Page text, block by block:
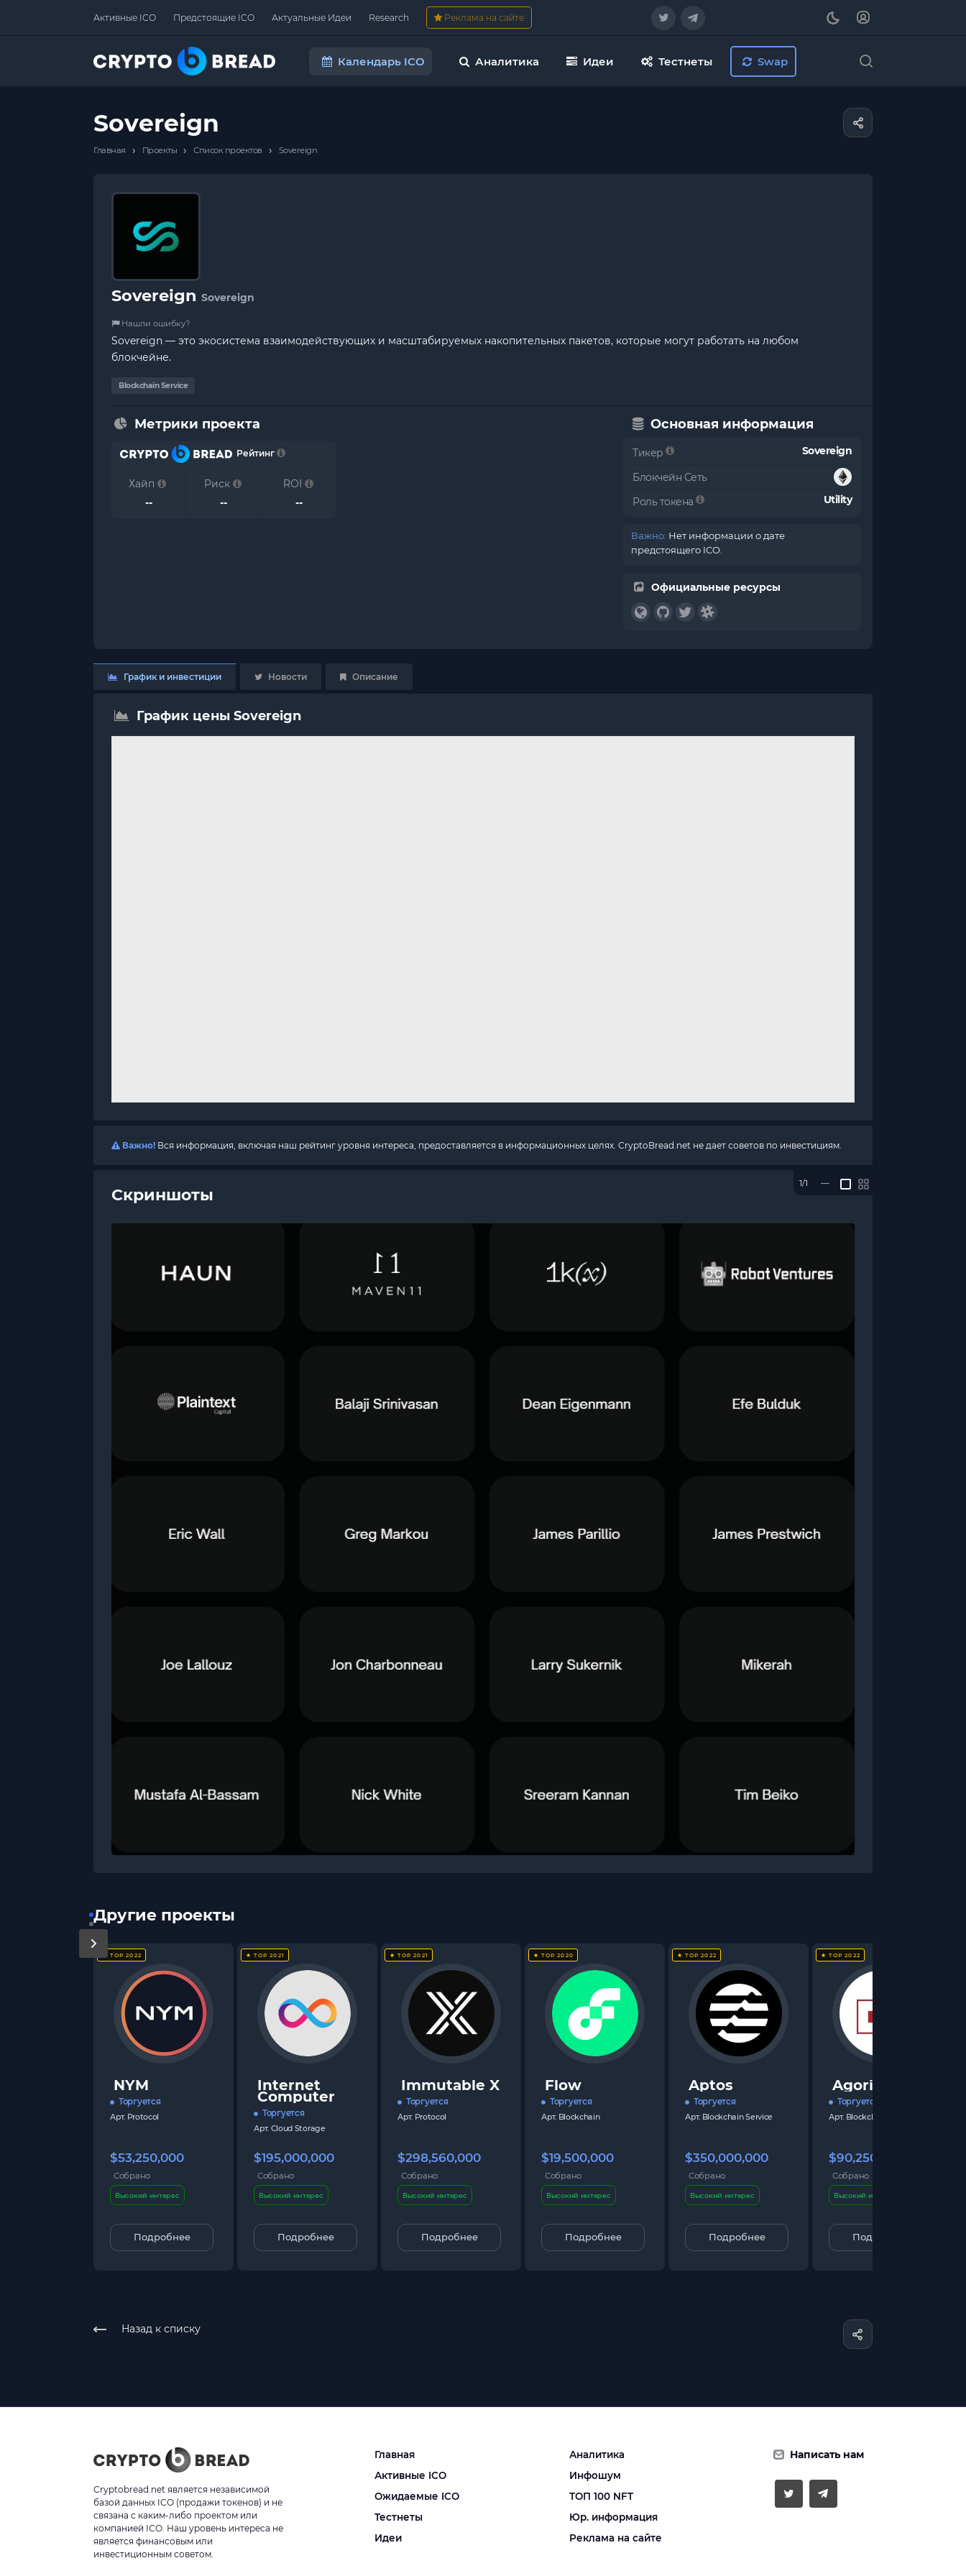
Активные ICO Предстоящие ICO Актуальные Идеи Research Реклама на сайте
Календарь ICO Аналитика Идеи Тестнеты Swap
Sovereign
Главная › Проекты › Список проектов › Sovereign
Sovereign Sovereign
Нашли ошибку?
Sovereign — это экосистема взаимодействующих и масштабируемых накопительных пакетов, которые могут работать на любом
блокчейне.
Blockchain Service
Метрики проекта
Рейтинг
Хайп
--
Риск
--
ROI
--
Основная информация
Тикер Sovereign
Блокчейн Сеть
Роль токена
Utility
Важно: Нет информации о дате
предстоящего ICO.
Официальные ресурсы
График и инвестиции Новости Описание
График цены Sovereign
Важно! Вся информация, включая наш рейтинг уровня интереса, предоставляется в информационных целях. CryptoBread.net не дает советов по инвестициям.
Скриншоты
1/1 —
Другие проекты
★ TOP 2022
NYM
Торгуется
Арт. Protocol
$53,250,000
Собрано
Высокий интерес
Подробнее
★ TOP 2021
Internet
Computer
Торгуется
Арт. Cloud Storage
$195,000,000
Собрано
Высокий интерес
Подробнее
★ TOP 2021
Immutable X
Торгуется
Арт. Protocol
$298,560,000
Собрано
Высокий интерес
Подробнее
★ TOP 2020
Flow
Торгуется
Арт. Blockchain
$19,500,000
Собрано
Высокий интерес
Подробнее
★ TOP 2022
Aptos
Торгуется
Арт. Blockchain Service
$350,000,000
Собрано
Высокий интерес
Подробнее
★ TOP 2022
Agoric
Торгуется
Арт. Blockchain Service
$90,250,000
Собрано
Высокий интерес
Подробнее
Назад к списку
Cryptobread.net является независимой
базой данных ICO (продажи токенов) и не
связана с каким-либо проектом или
компанией ICO. Наш уровень интереса не
является финансовым или
инвестиционным советом.
Главная
Активные ICO
Ожидаемые ICO
Тестнеты
Идеи
Аналитика
Инфошум
ТОП 100 NFT
Юр. информация
Реклама на сайте
Написать нам